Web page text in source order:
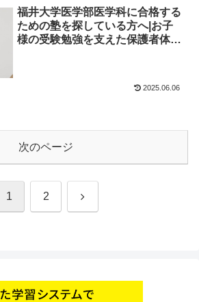
福井大学医学部医学科に合格する
ための塾を探している方へ|お子
様の受験勉強を支えた保護者体験
2025.06.06
次のページ
1 2 次